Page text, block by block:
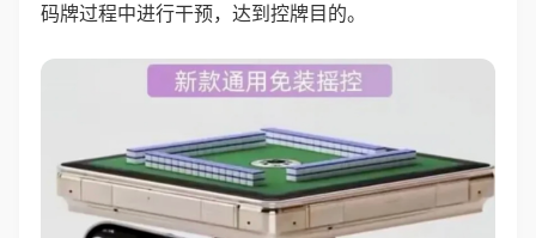
码牌过程中进行干预，达到控牌目的。